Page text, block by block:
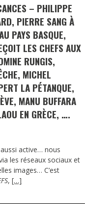
– PHILIPPE
PIERRE SANG À
PAYS BASQUE,
LES CHEFS AUX
RUNGIS,
MICHEL
LA PÉTANQUE,
MANU BUFFARA
EN GRÈCE, ….
active… nous
les réseaux sociaux et
images… C’est
, […]